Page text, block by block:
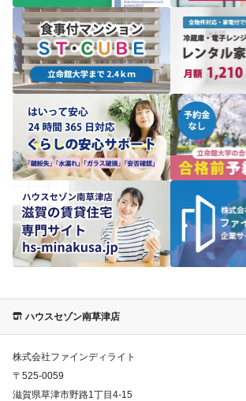
ハウスセゾン南草津店
株式会社ファインディライト
〒 525-0059
滋賀県草津市野路1丁目4-15